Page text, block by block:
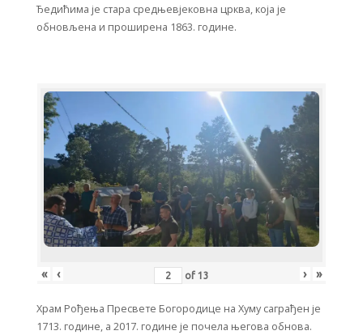
Ђедићима је стара средњевјековна црква, која је
обновљена и проширена 1863. године.
« ‹ of 13 › »
Храм Рођења Пресвете Богородице на Хуму саграђен је
1713. године, а 2017. године је почела његова обнова.